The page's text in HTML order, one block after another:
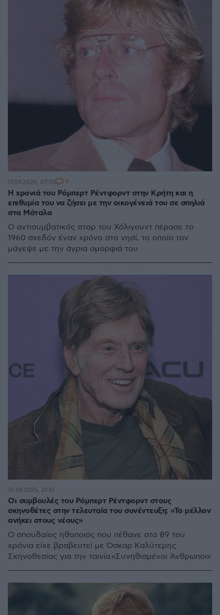
Η χρονιά του Ρόμπερτ Ρέντφορντ στην Κρήτη και η
επιθυμία του να ζήσει με την οικογένειά του σε σπηλιά
στα Μάταλα
Ο αντισυμβατικός σταρ του Χόλιγουντ πέρασε το
1960 σχεδόν έναν χρόνο στο νησί, το οποίο τον
μάγεψε με την άγρια ομορφιά του
17.09.2025, 07:55 9
Οι συμβουλές του Ρόμπερτ Ρέντφορντ στους
σκηνοθέτες στην τελευταία του συνέντευξη: «Το μέλλον
ανήκει στους νέους»
Ο σπουδαίος ηθοποιός που πέθανε στα 89 του
χρόνια είχε βραβευτεί με Όσκαρ Καλύτερης
Σκηνοθεσίας για την ταινία «Συνηθισμένοι Άνθρωποι»
16.09.2025, 21:41